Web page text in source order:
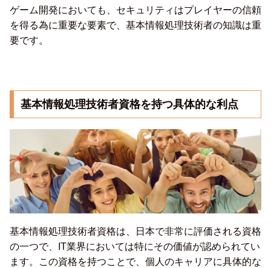
ゲーム開発においても、セキュリティはプレイヤーの信頼
を得る為に重要な要素で、基本情報処理技術者の知識は重
要です。
基本情報処理技術者資格を持つ具体的な利点
基本情報処理技術者資格は、日本で非常に評価される資格
の一つで、IT業界においては特にその価値が認められてい
ます。この資格を持つことで、個人のキャリアに具体的な